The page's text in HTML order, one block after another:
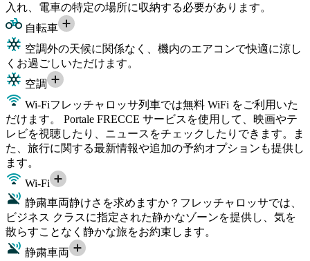
入れ、電車の特定の場所に収納する必要があります。
自転車
空調外の天候に関係なく、機内のエアコンで快適に涼し
くお過ごしいただけます。
空調
Wi-Fiフレッチャロッサ列車では無料 WiFi をご利用いた
だけます。 Portale FRECCE サービスを使用して、映画やテ
レビを視聴したり、ニュースをチェックしたりできます。ま
た、旅行に関する最新情報や追加の予約オプションも提供し
ます。
Wi-Fi
静粛車両静けさを求めますか？フレッチャロッサでは、
ビジネス クラスに指定された静かなゾーンを提供し、気を
散らすことなく静かな旅をお約束します。
静粛車両